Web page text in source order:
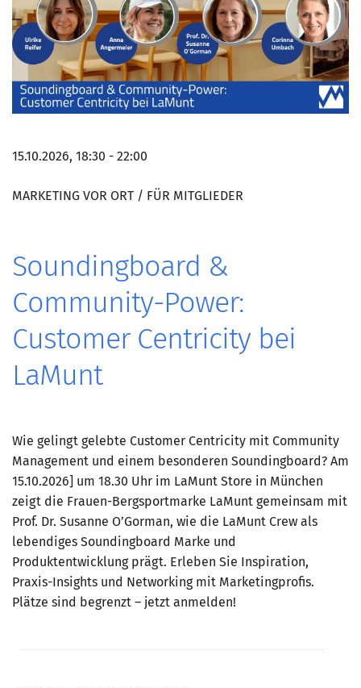
15.10.2026, 18:30 - 22:00
MARKETING VOR ORT / FÜR MITGLIEDER
Soundingboard &
Community-Power:
Customer Centricity bei
LaMunt
Wie gelingt gelebte Customer Centricity mit Community
Management und einem besonderen Soundingboard? Am
15.10.2026] um 18.30 Uhr im LaMunt Store in München
zeigt die Frauen-Bergsportmarke LaMunt gemeinsam mit
Prof. Dr. Susanne O’Gorman, wie die LaMunt Crew als
lebendiges Soundingboard Marke und
Produktentwicklung prägt. Erleben Sie Inspiration,
Praxis-Insights und Networking mit Marketingprofis.
Plätze sind begrenzt – jetzt anmelden!